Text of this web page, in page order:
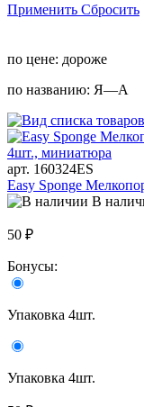
Применить Сбросить
по цене: дороже
по названию: Я—А
арт. 160324ES
Easy Sponge
В
50 ₽
Бонусы:
Упаковка 4шт.
Упаковка 4шт.